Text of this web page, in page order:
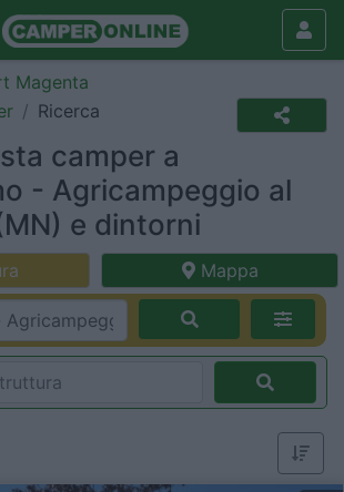
Ricerca
camper a
- Agricampeggio al
e dintorni
Mappa